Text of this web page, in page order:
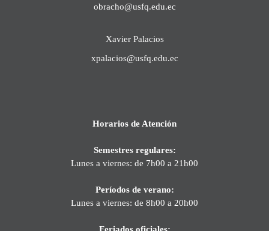
obracho@usfq.edu.ec
Xavier Palacios
xpalacios@usfq.edu.ec
Horarios de Atención
Semestres regulares:
Lunes a viernes: de 7h00 a 21h00
Períodos de verano:
Lunes a viernes: de 8h00 a 20h00
Feriados oficiales: